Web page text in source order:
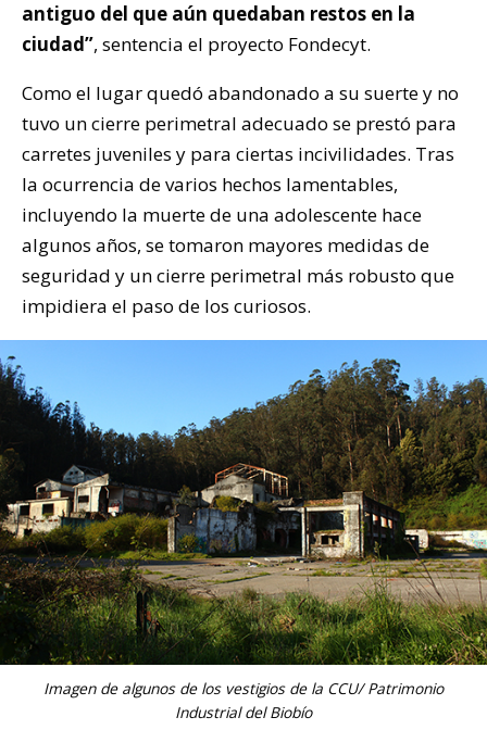
antiguo del que aún quedaban restos en la
ciudad”, sentencia el proyecto Fondecyt.
Como el lugar quedó abandonado a su suerte y no
tuvo un cierre perimetral adecuado se prestó para
carretes juveniles y para ciertas incivilidades. Tras
la ocurrencia de varios hechos lamentables,
incluyendo la muerte de una adolescente hace
algunos años, se tomaron mayores medidas de
seguridad y un cierre perimetral más robusto que
impidiera el paso de los curiosos.
Imagen de algunos de los vestigios de la CCU/ Patrimonio
Industrial del Biobío